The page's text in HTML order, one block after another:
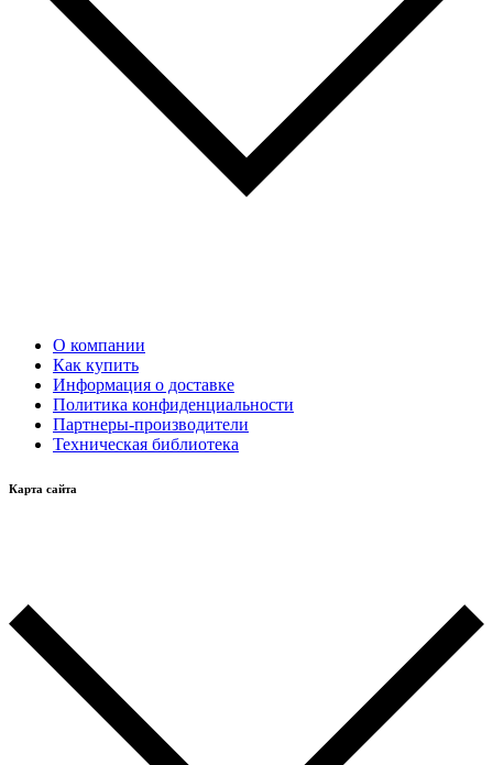
О компании
Как купить
Информация о доставке
Политика конфиденциальности
Партнеры-производители
Техническая библиотека
Карта сайта